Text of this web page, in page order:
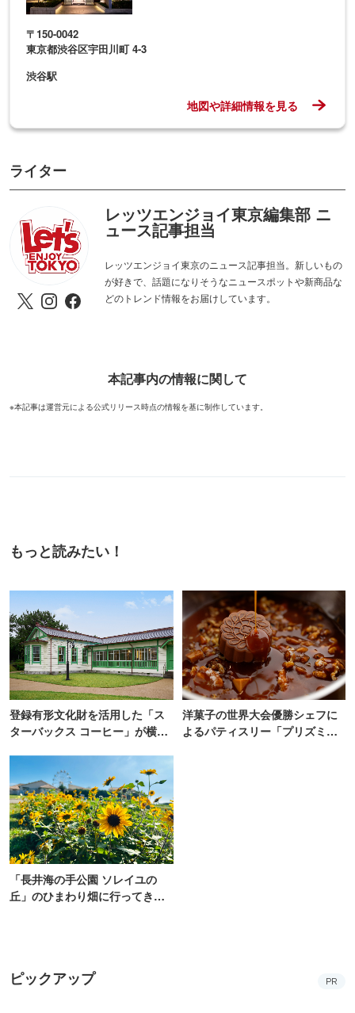
〒150-0042
東京都渋谷区宇田川町 4-3
渋谷駅
地図や詳細情報を見る
ライター
レッツエンジョイ東京編集部 ニ
ュース記事担当
レッツエンジョイ東京のニュース記事担当。新しいもの
が好きで、話題になりそうなニュースポットや新商品な
どのトレンド情報をお届けしています。
本記事内の情報に関して
※本記事は運営元による公式リリース時点の情報を基に制作しています。
もっと読みたい！
登録有形文化財を活用した「ス
ターバックス コーヒー」が横
洋菓子の世界大会優勝シェフに
よるパティスリー「プリズミッ
「長井海の手公園 ソレイユの
丘」のひまわり畑に行ってき
ピックアップ PR